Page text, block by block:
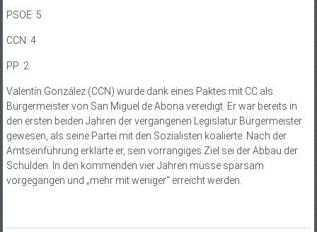
PSOE: 5
CCN: 4
PP: 2
Valentín González (CCN) wurde dank eines Paktes mit CC als
Bürgermeister von San Miguel de Abona vereidigt. Er war bereits in
den ersten beiden Jahren der vergangenen Legislatur Bürgermeister
gewesen, als seine Partei mit den Sozialisten koalierte. Nach der
Amtseinführung erklärte er, sein vorrangiges Ziel sei der Abbau der
Schulden. In den kommenden vier Jahren müsse sparsam
vorgegangen und „mehr mit weniger“ erreicht werden.